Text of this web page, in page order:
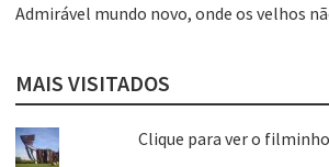
Admirável mundo novo, onde os velhos
MAIS VISITADOS
Clique para ver o